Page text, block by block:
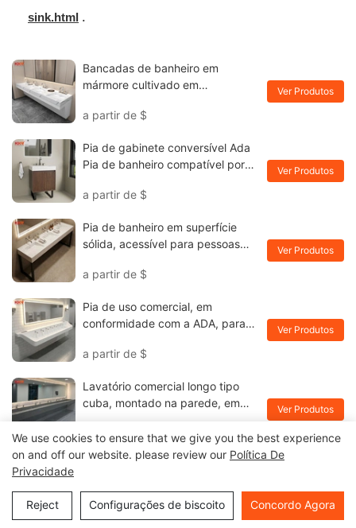
sink.html .
Bancadas de banheiro em
mármore cultivado em
Bancadas de banheiro M8819
a partir de $
Ver Produtos
Pia de gabinete conversível Ada
Pia de banheiro compatível por
a partir de $
Ver Produtos
Pia de banheiro em superfície
sólida, acessível para pessoas
integrado personalizado com
a partir de $
Ver Produtos
Pia de uso comercial, em
conformidade com a ADA, para
Lavatório em superfície sólida
a partir de $
Ver Produtos
Lavatório comercial longo tipo
cuba, montado na parede, em
públicos, em conformidade com a
ADA (Lei de Acessibilidade para
a partir de$
Ver Produtos
Pia de superfície sólida tipo cuba,
para lavagem de ambientes
internos.
a partir de$
Ver Produtos
We use cookies to ensure that we give you the best experience
on and off our website. please review our Política De
Privacidade
Reject Configurações de biscoito Concordo Agora